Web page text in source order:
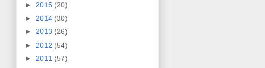
► 2015 (20)
► 2014 (30)
► 2013 (26)
► 2012 (54)
► 2011 (57)